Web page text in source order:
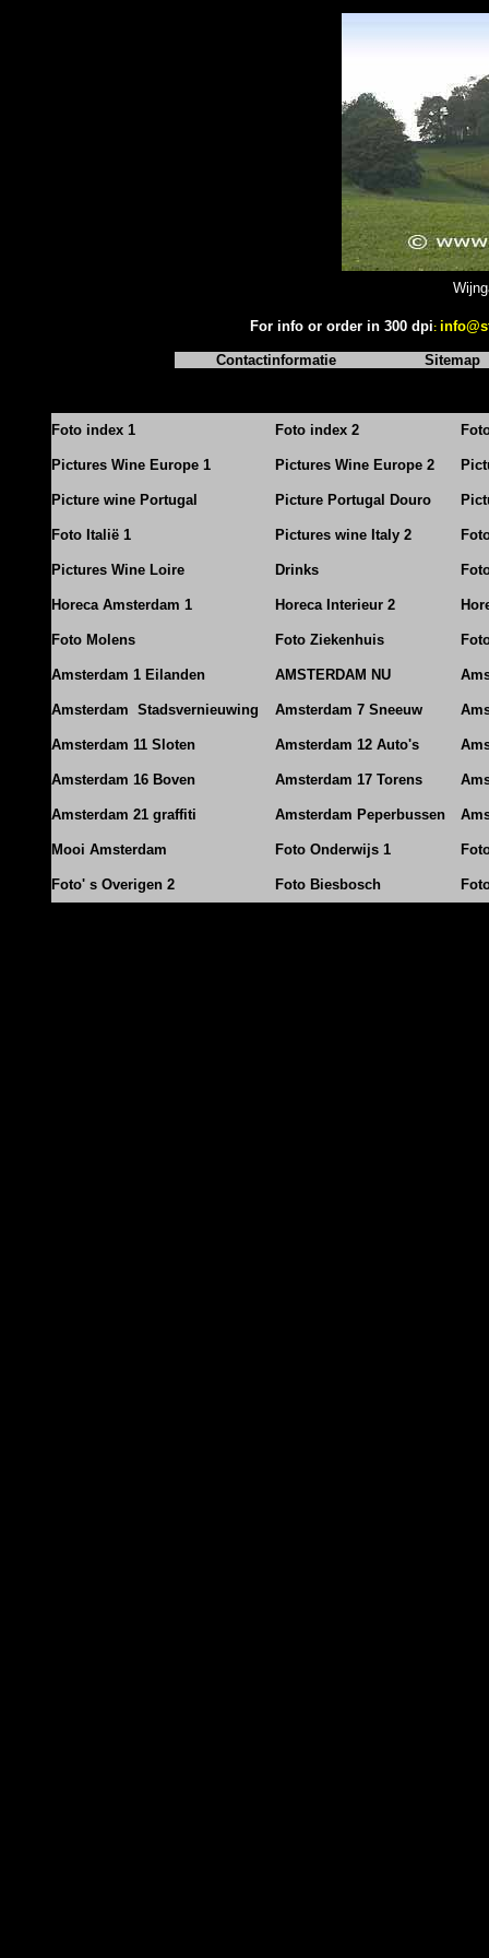
For info or order in 300 dpi:
Contactinformatie Sitemap
Foto index 1 Foto index 2
Pictures Wine Europe 1 Pictures Wine Europe 2
Picture wine Portugal Picture Portugal Douro
Foto Italië 1 Pictures wine Italy 2
Pictures Wine Loire Drinks
Horeca Amsterdam 1 Horeca Interieur 2
Foto Molens Foto Ziekenhuis
Amsterdam 1 Eilanden AMSTERDAM NU
Amsterdam Stadsvernieuwing Amsterdam 7 Sneeuw
Amsterdam 11 Sloten Amsterdam 12 Auto's
Amsterdam 16 Boven Amsterdam 17 Torens
Amsterdam 21 graffiti Amsterdam Peperbussen
Mooi Amsterdam Foto Onderwijs 1
Foto' s Overigen 2 Foto Biesbosch